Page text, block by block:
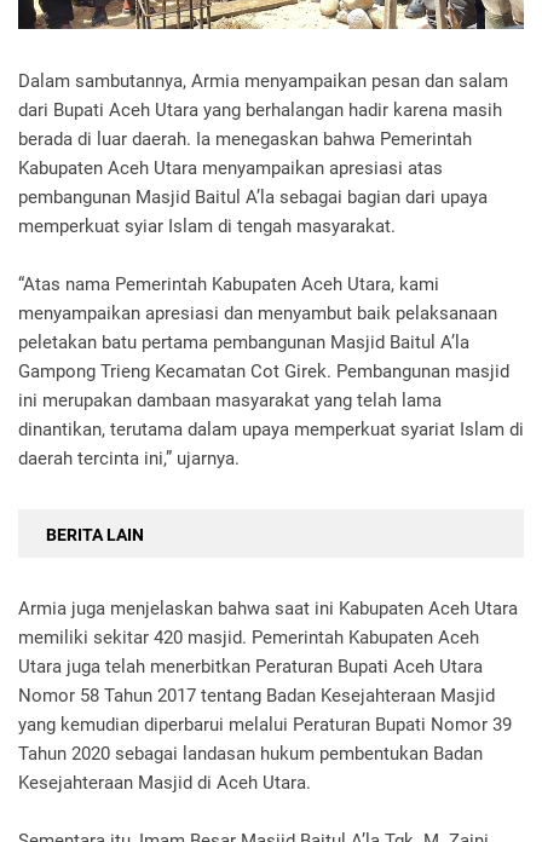
Dalam sambutannya, Armia menyampaikan pesan dan salam
dari Bupati Aceh Utara yang berhalangan hadir karena masih
berada di luar daerah. Ia menegaskan bahwa Pemerintah
Kabupaten Aceh Utara menyampaikan apresiasi atas
pembangunan Masjid Baitul A’la sebagai bagian dari upaya
memperkuat syiar Islam di tengah masyarakat.
“Atas nama Pemerintah Kabupaten Aceh Utara, kami
menyampaikan apresiasi dan menyambut baik pelaksanaan
peletakan batu pertama pembangunan Masjid Baitul A’la
Gampong Trieng Kecamatan Cot Girek. Pembangunan masjid
ini merupakan dambaan masyarakat yang telah lama
dinantikan, terutama dalam upaya memperkuat syariat Islam di
daerah tercinta ini,” ujarnya.
BERITA LAIN
Armia juga menjelaskan bahwa saat ini Kabupaten Aceh Utara
memiliki sekitar 420 masjid. Pemerintah Kabupaten Aceh
Utara juga telah menerbitkan Peraturan Bupati Aceh Utara
Nomor 58 Tahun 2017 tentang Badan Kesejahteraan Masjid
yang kemudian diperbarui melalui Peraturan Bupati Nomor 39
Tahun 2020 sebagai landasan hukum pembentukan Badan
Kesejahteraan Masjid di Aceh Utara.